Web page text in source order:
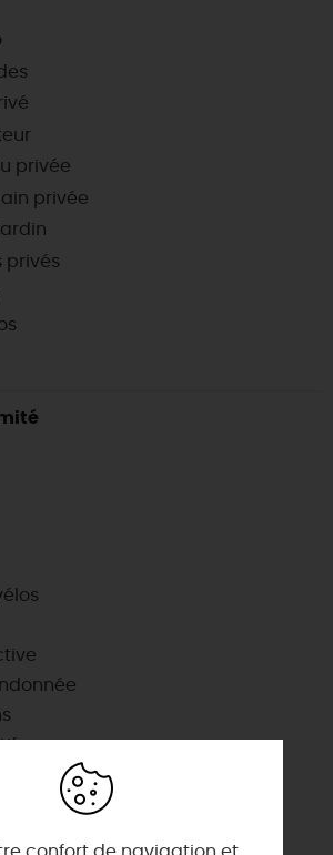
privée
privée
privés
la baignade